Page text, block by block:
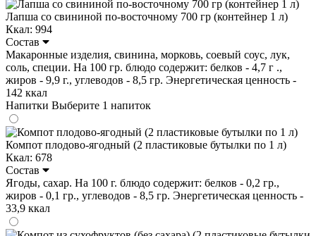
Лапша со свининой по-восточному 700 гр (контейнер 1 л)
Ккал: 994
Состав
Макаронные изделия, свинина, морковь, соевый соус, лук,
соль, специи. На 100 гр. блюдо содержит: белков - 4,7 г .,
жиров - 9,9 г., углеводов - 8,5 гр. Энергетическая ценность -
142 ккал
Напитки Выберите 1 напиток
Компот плодово-ягодный (2 пластиковые бутылки по 1 л)
Ккал: 678
Состав
Ягоды, сахар. На 100 г. блюдо содержит: белков - 0,2 гр.,
жиров - 0,1 гр., углеводов - 8,5 гр. Энергетическая ценность -
33,9 ккал